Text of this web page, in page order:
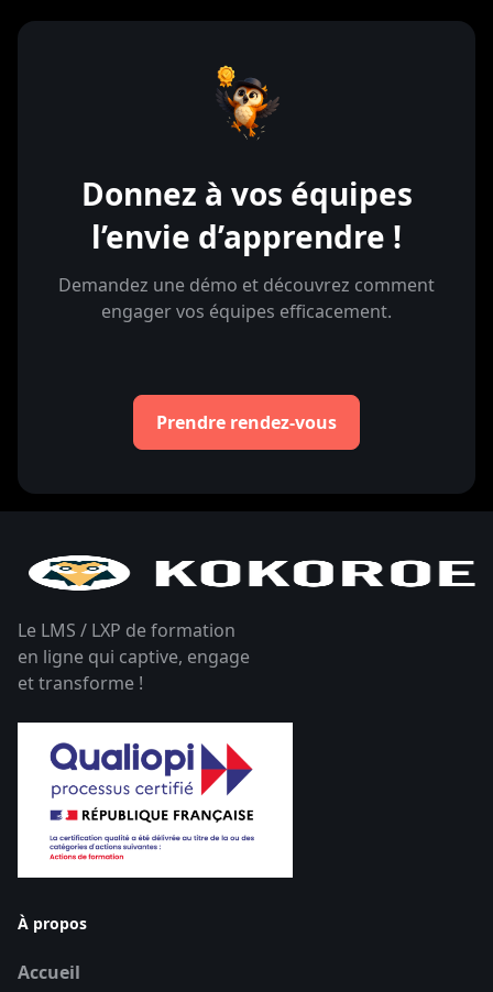
Donnez à vos équipes
l’envie d’apprendre !
Demandez une démo et découvrez comment
engager vos équipes efficacement.
Prendre rendez-vous
Le LMS / LXP de formation
en ligne qui captive, engage
et transforme !
À propos
Accueil